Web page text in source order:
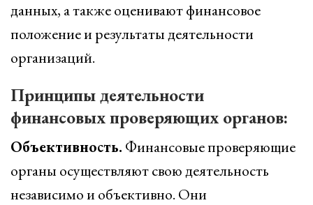
данных, а также оценивают финансовое
положение и результаты деятельности
организаций.
Принципы деятельности
финансовых проверяющих органов:
Объективность. Финансовые проверяющие
органы осуществляют свою деятельность
независимо и объективно. Они